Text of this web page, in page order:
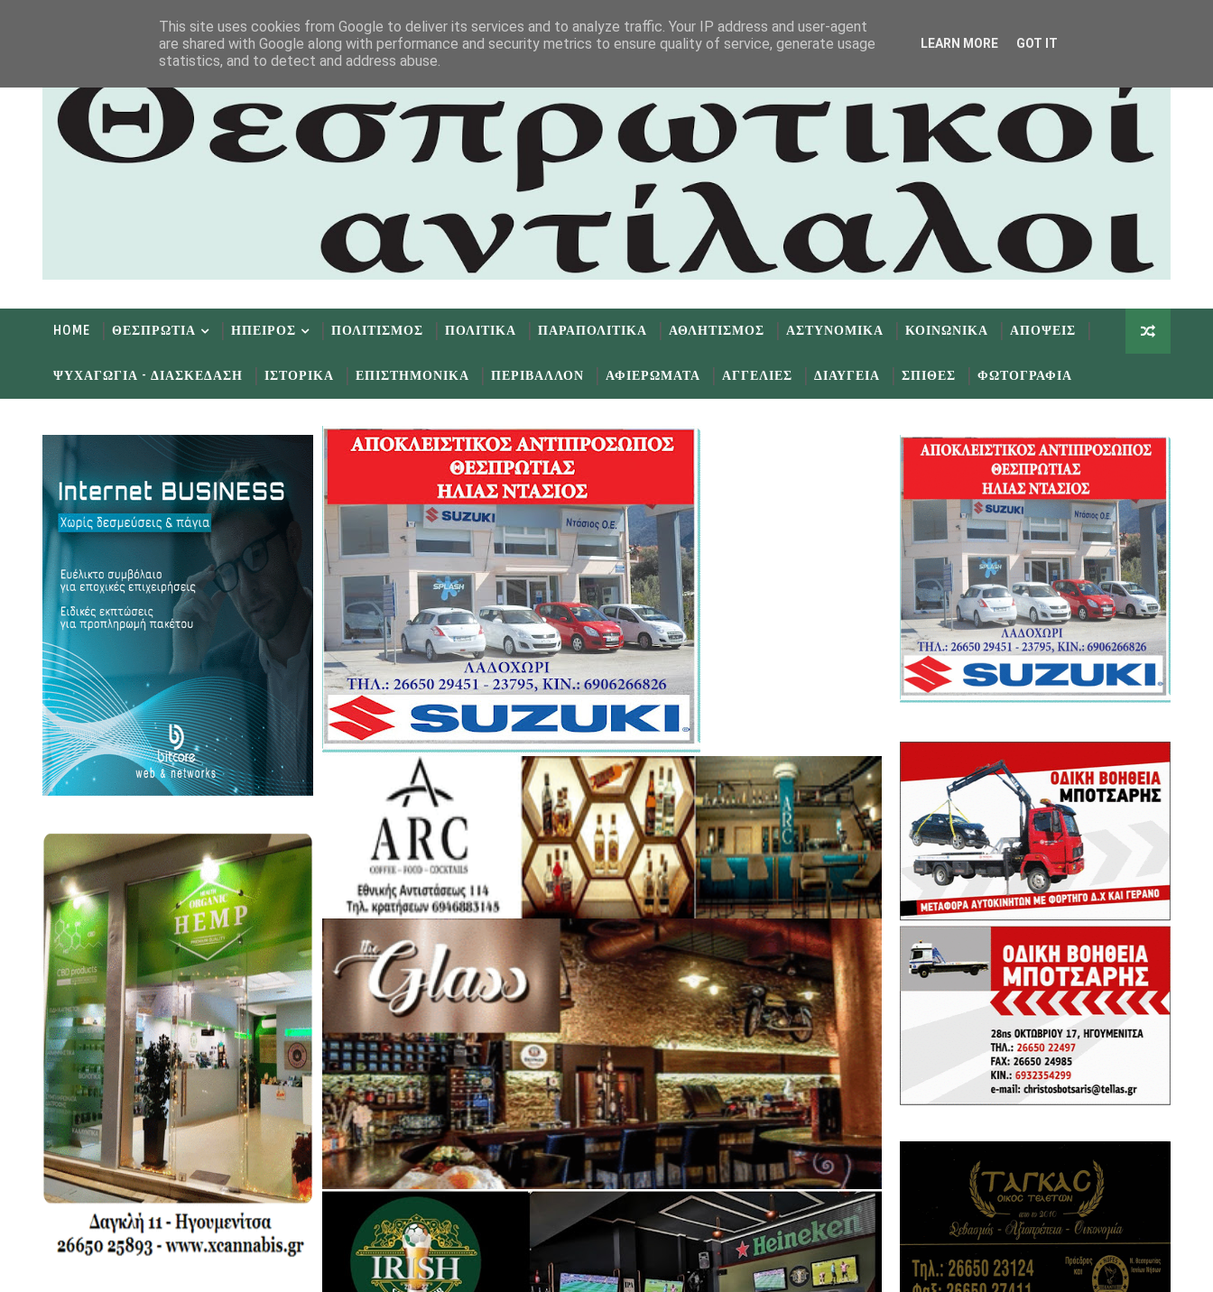
HOME ΘΕΣΠΡΩΤΙΑ ΗΠΕΙΡΟΣ ΠΟΛΙΤΙΣΜΟΣ ΠΟΛΙΤΙΚΑ ΠΑΡΑΠΟΛΙΤΙΚΑ ΑΘΛΗΤΙΣΜΟΣ ΑΣΤΥΝΟΜΙΚΑ ΚΟΙΝΩΝΙΚΑ ΑΠΟΨΕΙΣ
ΨΥΧΑΓΩΓΙΑ - ΔΙΑΣΚΕΔΑΣΗ ΙΣΤΟΡΙΚΑ ΕΠΙΣΤΗΜΟΝΙΚΑ ΠΕΡΙΒΑΛΛΟΝ ΑΦΙΕΡΩΜΑΤΑ ΑΓΓΕΛΙΕΣ ΔΙΑΥΓΕΙΑ ΣΠΙΘΕΣ ΦΩΤΟΓΡΑΦΙΑ
This site uses cookies from Google to deliver its services and to analyze traffic. Your IP address and user-agent
are shared with Google along with performance and security metrics to ensure quality of service, generate usage
statistics, and to detect and address abuse.
LEARN MORE GOT IT